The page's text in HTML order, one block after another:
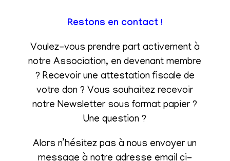
Restons en contact !
Voulez-vous prendre part activement à
notre Association, en devenant membre
? Recevoir une attestation fiscale de
votre don ? Vous souhaitez recevoir
notre Newsletter sous format papier ?
Une question ?
Alors n’hésitez pas à nous envoyer un
message à notre adresse email ci-